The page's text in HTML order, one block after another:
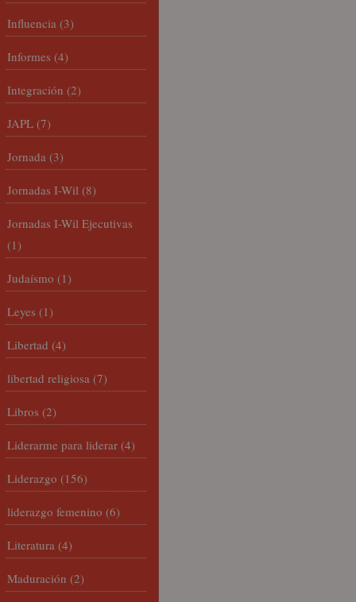
Influencia (3)
Informes (4)
Integración (2)
JAPL (7)
Jornada (3)
Jornadas I-Wil (8)
Jornadas I-Wil Ejecutivas
(1)
Judaísmo (1)
Leyes (1)
Libertad (4)
libertad religiosa (7)
Libros (2)
Liderarme para liderar (4)
Liderazgo (156)
liderazgo femenino (6)
Literatura (4)
Maduración (2)